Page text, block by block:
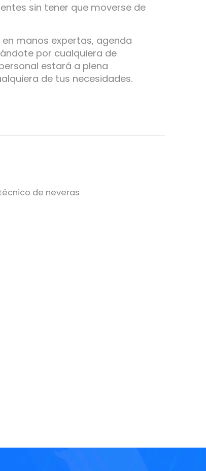
sin tener que moverse de
manos expertas, agenda
por cualquiera de
estará a plena
de tus necesidades.